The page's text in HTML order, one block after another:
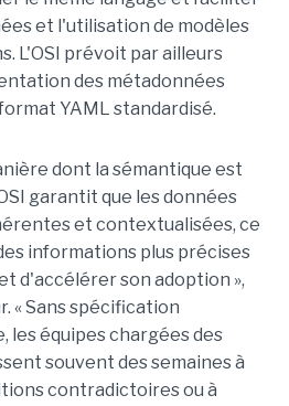
et l'utilisation de modèles
L'OSI prévoit par ailleurs
des métadonnées
YAML standardisé.
dont la sémantique est
garantit que les données
et contextualisées, ce
informations plus précises
d'accélérer son adoption »,
« Sans spécification
les équipes chargées des
souvent des semaines à
contradictoires ou à